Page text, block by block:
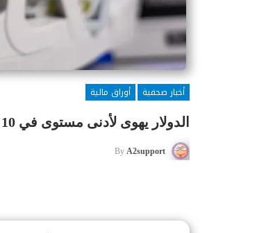
أخبار صحفية
أوراق مالية
الدولار يهوى لأدنى مستوى في 10 سنوات أمام الفرنك السويسري
By A2support